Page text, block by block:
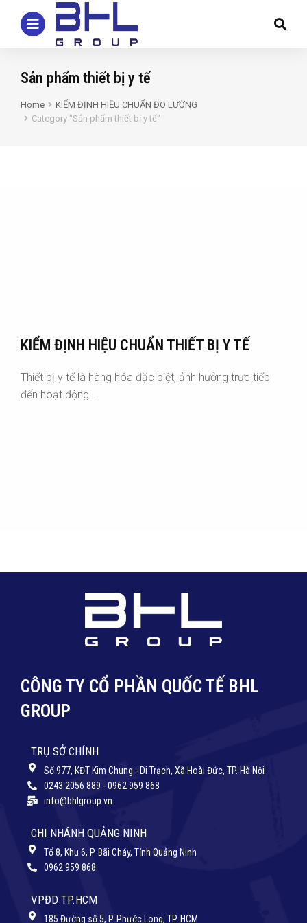
Sản phẩm thiết bị y tế
You are here:
Home
KIỂM ĐỊNH HIỆU CHUẨN ĐO LƯỜNG
Category "Sản phẩm thiết bị y tế"
KIỂM ĐỊNH HIỆU CHUẨN THIẾT BỊ Y TẾ
Thiết bị y tế là hàng hóa đặc biệt, ảnh hưởng trực tiếp
đến hoạt động…
CÔNG TY CỔ PHẦN QUỐC TẾ BHL
GROUP
TRỤ SỞ CHÍNH
Số 977, KĐT Kim Chung - Di Trạch, Xã Hoài Đức, TP. Hà Nội
0243 2056 889 - 0962 959 868
info@bhlgroup.vn
CHI NHÁNH QUẢNG NINH
Tổ 8, Khu 6, P. Bãi Cháy, Tỉnh Quảng Ninh
0962 959 868
VPĐD TP.HCM
185 Đường số 5, P. Phước Long, TP. HCM